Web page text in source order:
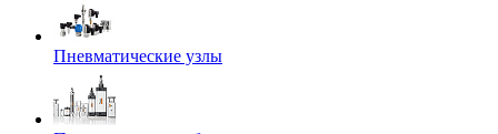
Пневматические узлы